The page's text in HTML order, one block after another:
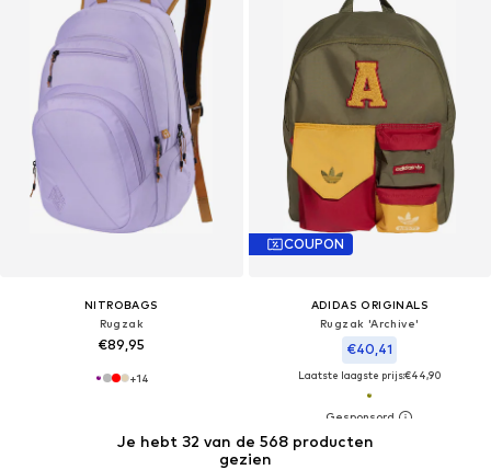
NITROBAGS
Rugzak
€89,95
+14
COUPON
ADIDAS ORIGINALS
Rugzak 'Archive'
€40,41
Laatste laagste prijs:€44,90
Je hebt 32 van de 568 producten
gezien